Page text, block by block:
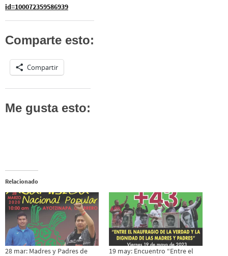
id=100072359586939
Comparte esto:
Compartir
Me gusta esto:
Relacionado
28 mar: Madres y Padres de
19 may: Encuentro “Entre el